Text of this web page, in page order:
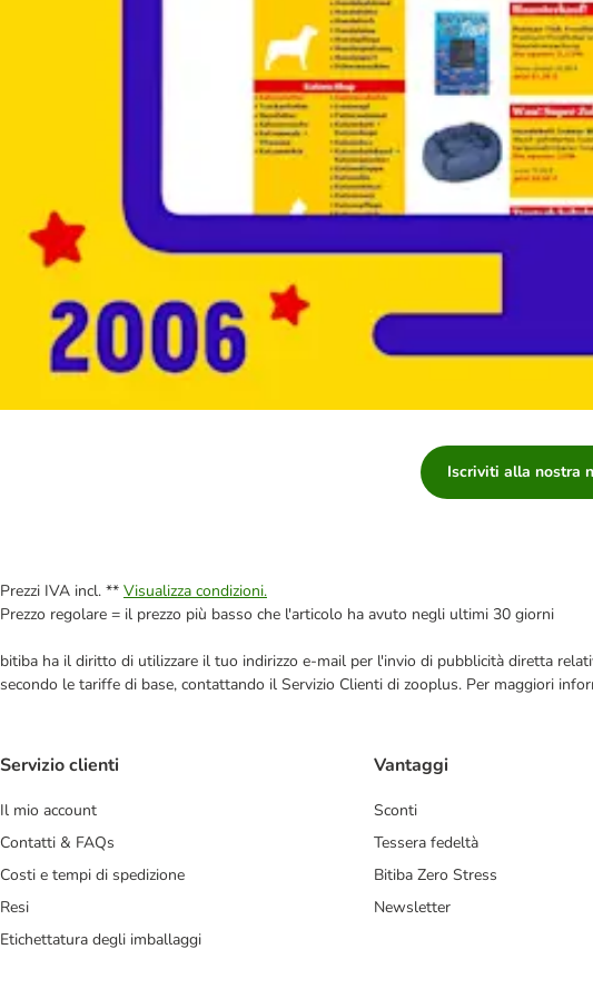
Iscriviti alla nostra
Prezzi IVA incl. ** Visualizza condizioni.
Prezzo regolare = il prezzo più basso che l'articolo ha avuto negli ultimi 30 giorni
bitiba ha il diritto di utilizzare il tuo indirizzo e-mail per l'invio di pubblicità diretta
secondo le tariffe di base, contattando il Servizio Clienti di zooplus. Per maggiori
Servizio clienti
Il mio account
Contatti & FAQs
Costi e tempi di spedizione
Resi
Etichettatura degli imballaggi
Vantaggi
Sconti
Tessera fedeltà
Bitiba Zero Stress
Newsletter